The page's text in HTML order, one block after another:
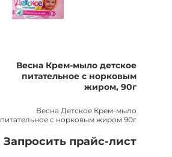
Весна Крем-мыло детское
питательное с норковым
жиром, 90г
Весна Детское Крем-мыло
питательное с норковым жиром 90г
Запросить прайс-лист